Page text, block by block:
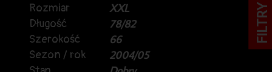
Rozmiar
XXL
Długość
78/82
Szerokość
66
Sezon / rok
2004/05
FILTRY